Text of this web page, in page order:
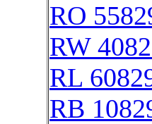
RO
RW
RL
RB